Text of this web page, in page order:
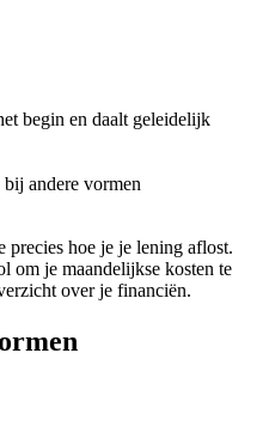
begin en daalt geleidelijk
andere vormen
precies hoe je je lening aflost.
om je maandelijkse kosten te
over je financiën.